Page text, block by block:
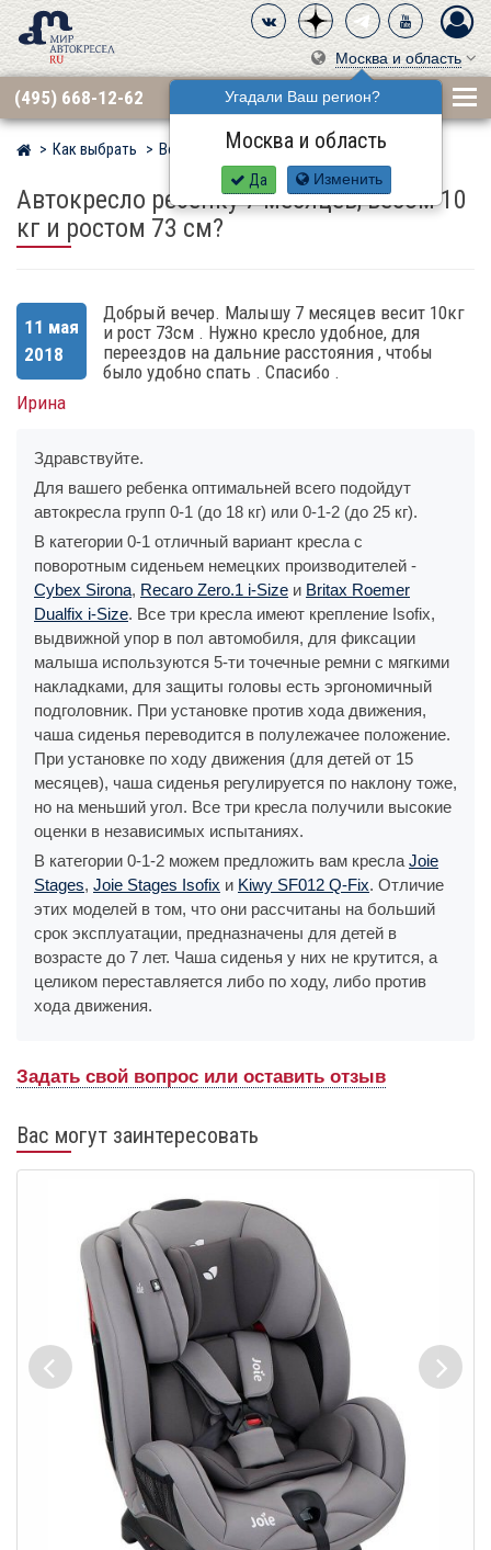
Москва и область
Угадали Ваш регион?
Москва и область
Да Изменить
(495) 668-12-62
Мир детских автокресел
Как выбрать Вопросы
Автокресло ребенку 7 месяцев, весом 10
кг и ростом 73 см?
11 мая
2018
Добрый вечер. Малышу 7 месяцев весит 10кг
и рост 73см . Нужно кресло удобное, для
переездов на дальние расстояния , чтобы
было удобно спать . Спасибо .
Ирина
Здравствуйте.
Для вашего ребенка оптимальней всего подойдут
автокресла групп 0-1 (до 18 кг) или 0-1-2 (до 25 кг).
В категории 0-1 отличный вариант кресла с
поворотным сиденьем немецких производителей -
Cybex Sirona, Recaro Zero.1 i-Size и Britax Roemer
Dualfix i-Size. Все три кресла имеют крепление Isofix,
выдвижной упор в пол автомобиля, для фиксации
малыша используются 5-ти точечные ремни с мягкими
накладками, для защиты головы есть эргономичный
подголовник. При установке против хода движения,
чаша сиденья переводится в полулежачее положение.
При установке по ходу движения (для детей от 15
месяцев), чаша сиденья регулируется по наклону тоже,
но на меньший угол. Все три кресла получили высокие
оценки в независимых испытаниях.
В категории 0-1-2 можем предложить вам кресла Joie
Stages, Joie Stages Isofix и Kiwy SF012 Q-Fix. Отличие
этих моделей в том, что они рассчитаны на больший
срок эксплуатации, предназначены для детей в
возрасте до 7 лет. Чаша сиденья у них не крутится, а
целиком переставляется либо по ходу, либо против
хода движения.
Задать свой вопрос или оставить отзыв
Вас могут заинтересовать